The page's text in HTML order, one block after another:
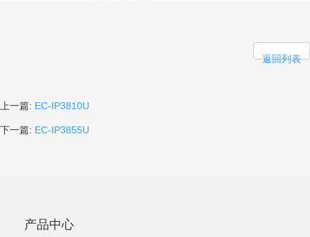
返回列表
上一篇: EC-IP3810U
下一篇: EC-IP3855U
产品中心